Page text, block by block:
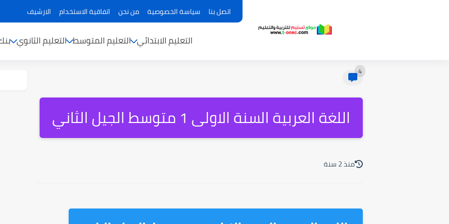
اتصل بنا سياسة الخصوصية من نحن اتفاقية الاستخدام الارشيف
التعليم الابتدائي التعليم المتوسط التعليم الثانوي
4
اللغة العربية السنة الاولى 1 متوسط الجيل الثاني
منذ 2 سنة